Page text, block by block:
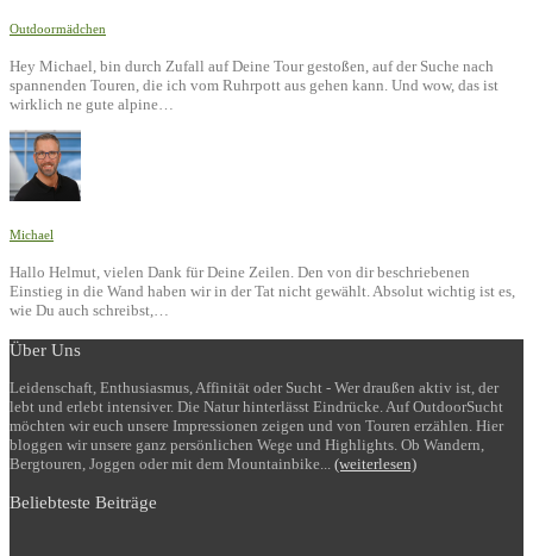
Outdoormädchen
Hey Michael, bin durch Zufall auf Deine Tour gestoßen, auf der Suche nach
spannenden Touren, die ich vom Ruhrpott aus gehen kann. Und wow, das ist
wirklich ne gute alpine…
Michael
Hallo Helmut, vielen Dank für Deine Zeilen. Den von dir beschriebenen
Einstieg in die Wand haben wir in der Tat nicht gewählt. Absolut wichtig ist es,
wie Du auch schreibst,…
Über Uns
Leidenschaft, Enthusiasmus, Affinität oder Sucht - Wer draußen aktiv ist, der
lebt und erlebt intensiver. Die Natur hinterlässt Eindrücke. Auf OutdoorSucht
möchten wir euch unsere Impressionen zeigen und von Touren erzählen. Hier
bloggen wir unsere ganz persönlichen Wege und Highlights. Ob Wandern,
Bergtouren, Joggen oder mit dem Mountainbike... (weiterlesen)
Beliebteste Beiträge